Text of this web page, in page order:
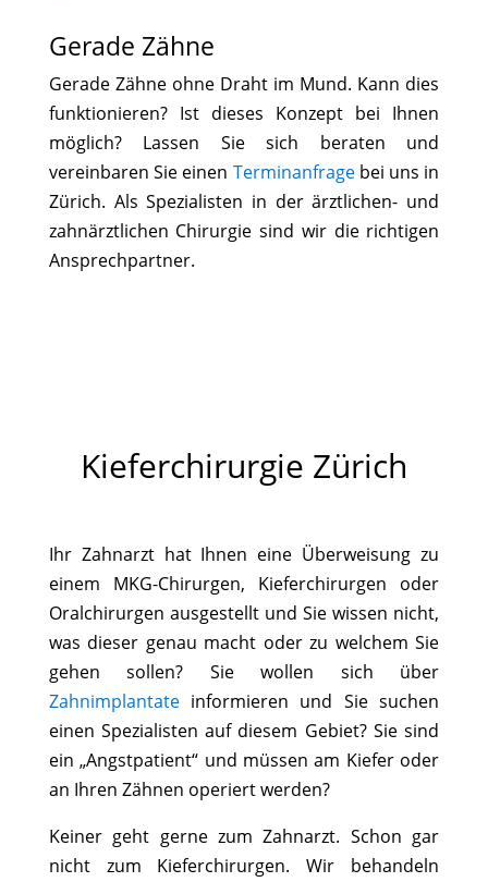
Gerade Zähne
Gerade Zähne ohne Draht im Mund. Kann dies
funktionieren? Ist dieses Konzept bei Ihnen
möglich? Lassen Sie sich beraten und
vereinbaren Sie einen Terminanfragebei uns in
Zürich. Als Spezialisten in der ärztlichen- und
zahnärztlichen Chirurgie sind wir die richtigen
Ansprechpartner.
Kieferchirurgie Zürich
Ihr Zahnarzt hat Ihnen eine Überweisung zu
einem MKG-Chirurgen, Kieferchirurgen oder
Oralchirurgen ausgestellt und Sie wissen nicht,
was dieser genau macht oder zu welchem Sie
gehen sollen? Sie wollen sich über
Zahnimplantateinformieren und Sie suchen
einen Spezialisten auf diesem Gebiet? Sie sind
ein „Angstpatient“ und müssen am Kiefer oder
an Ihren Zähnen operiert werden?
Keiner geht gerne zum Zahnarzt. Schon gar
nicht zum Kieferchirurgen. Wir behandeln